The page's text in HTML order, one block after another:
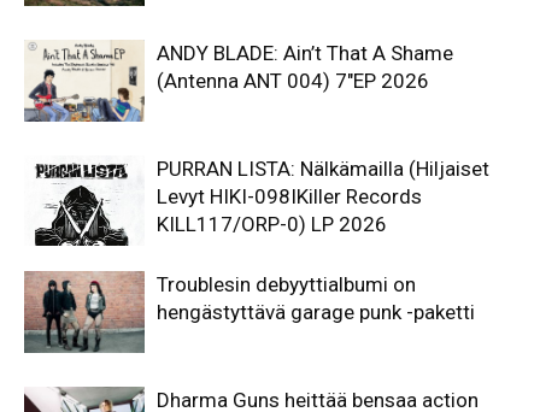
ANDY BLADE: Ain’t That A Shame
(Antenna ANT 004) 7″EP 2026
PURRAN LISTA: Nälkämailla (Hiljaiset
Levyt HIKI-098IKiller Records
KILL117/ORP-0) LP 2026
Troublesin debyyttialbumi on
hengästyttävä garage punk -paketti
Dharma Guns heittää bensaa action